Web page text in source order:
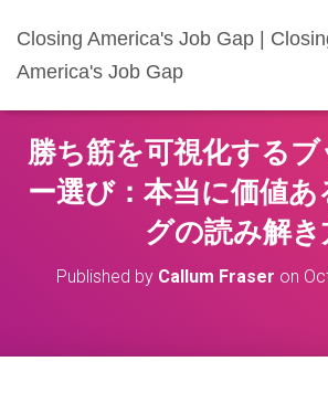
Closing America's Job Gap |
America's Job Gap
勝ち筋を可視化するブ
ー選び：本当に価値
グの読み解き
Published by Callum Fraser on